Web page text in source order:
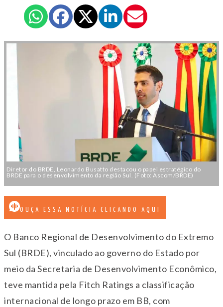
Diretor do BRDE, Leonardo Busatto destacou o papel estratégico do
BRDE para o desenvolvimento da região Sul. (Foto: Ascom/BRDE)
OUÇA ESSA NOTÍCIA CLICANDO AQUI
O Banco Regional de Desenvolvimento do Extremo
Sul (BRDE), vinculado ao governo do Estado por
meio da Secretaria de Desenvolvimento Econômico,
teve mantida pela Fitch Ratings a classificação
internacional de longo prazo em BB, com